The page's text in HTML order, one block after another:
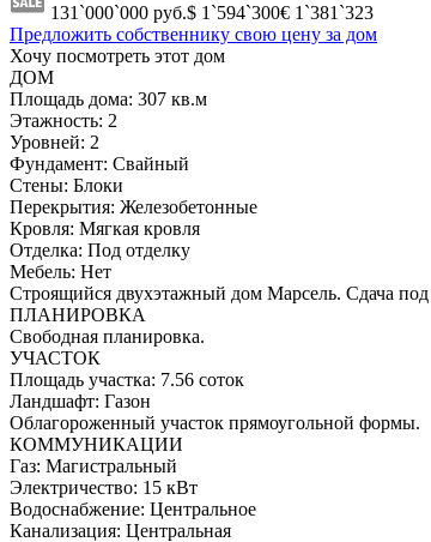
131`000`000 руб.$ 1`594`300€ 1`381`323
Предложить собственнику свою цену за дом
Хочу посмотреть этот дом
ДОМ
Площадь дома: 307 кв.м
Этажность: 2
Уровней: 2
Фундамент: Свайный
Стены: Блоки
Перекрытия: Железобетонные
Кровля: Мягкая кровля
Отделка: Под отделку
Мебель: Нет
Строящийся двухэтажный дом Марсель. Сдача под
ПЛАНИРОВКА
Свободная планировка.
УЧАСТОК
Площадь участка: 7.56 соток
Ландшафт: Газон
Облагороженный участок прямоугольной формы.
КОММУНИКАЦИИ
Газ: Магистральный
Электричество: 15 кВт
Водоснабжение: Центральное
Канализация: Центральная